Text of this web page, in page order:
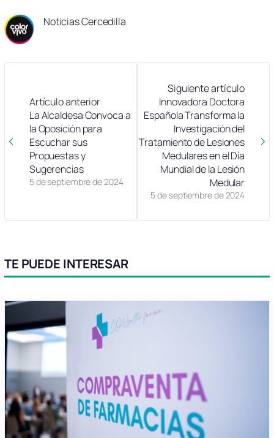
Noticias Cercedilla
Artículo anterior
5 de septiembre de 2024
La Alcaldesa Convoca a
la Oposición para
Escuchar sus
Propuestas y
Sugerencias
Siguiente artículo
5 de septiembre de 2024
Innovadora Doctora
Española Transforma la
Investigación del
Tratamiento de Lesiones
Medulares en el Día
Mundial de la Lesión
Medular
TE PUEDE INTERESAR